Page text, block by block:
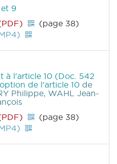
9
(page 38)
à l'article 10 (Doc. 542
de l'article 10 de
Philippe, WAHL Jean-
(page 38)